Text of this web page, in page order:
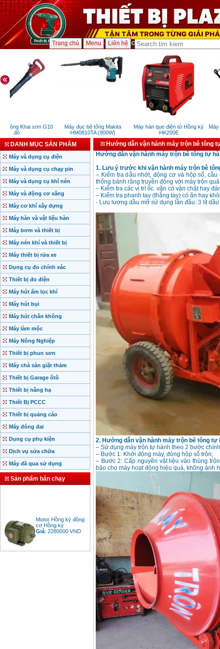
Trang chủ Menu Liên hệ
tông Khai sơn G10
đỏ
Máy đục bê tông Makita
HM0810TA (900W)
Máy hàn que điện tử Hồng ký
HK200E
Máy
DANH MỤC SẢN PHẨM
Máy và dụng cụ điện
Máy và dụng cụ chạy pin
Máy và dụng cụ khí nén
Máy và động cơ xăng
Máy cơ khí xây dựng
Máy hàn và vật liệu hàn
Máy bơm và thiết bị
Máy nén khí và thiết bị
Máy thiết bị rửa xe
Dụng cụ đo chính xác
Thiết bị đo điện
Máy hút ẩm lọc khí
Máy hút bụi
Máy hút chân không
Máy làm mộc
Máy Nông Nghiệp
Thiết bị phun sơn
Máy chà sàn giặt thảm
Thiết bị Garage ôtô
Thiết bị nâng hạ
Thiết Bị PCCC
Thiết bị quảng cáo
Máy đóng đai
Dụng cụ phụ kiện
Dịch vụ sửa chữa
Máy đã qua sử dụng
Sản phẩm bán chạy
Motor Hồng ký động
cơ Hồng ký
Giá :2280000
Hướng dẫn vận hành máy trộn bê tông
Hướng dẫn vận hành máy trộn bê tông tự
1. Lưu ý trước khi vận hành máy trộn bê
– Kiểm tra dầu nhớt, động cơ và hộp số,
thống bánh răng truyền động với máy trộn
– Kiểm tra các vị trí ốc vặn có vặn chặt hay
– Kiểm tra phanh tay (thắng tay) có ăn hay
- Lưu lượng dầu mỡ sử dụng lần đầu: 3 lít
2. Hướng dẫn vận hành máy trộn bê tông
– Sử dụng máy trộn tự hành theo 2 bước
– Bước 1: Khởi động máy, đóng hộp số trộn;
– Bước 2: Cấp nguyên vật liệu vào thùng
bảo cho máy hoạt động hiệu quả, không ảnh